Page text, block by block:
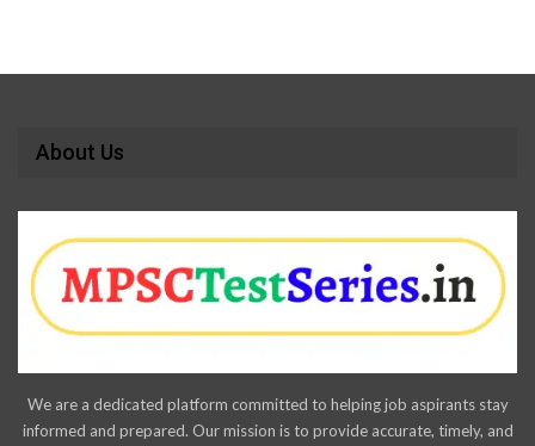
About Us
We are a dedicated platform committed to helping job aspirants stay
informed and prepared. Our mission is to provide accurate, timely, and